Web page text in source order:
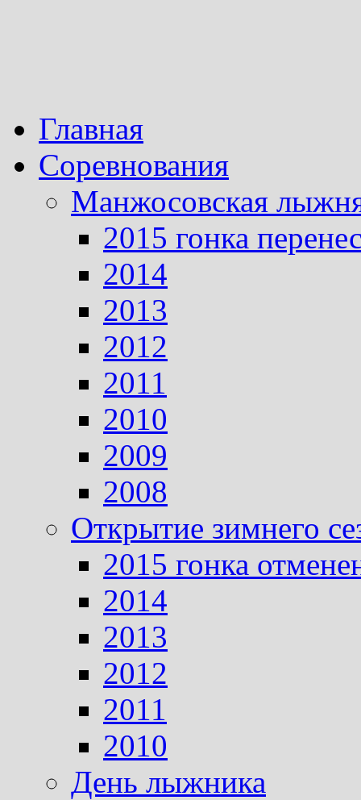
Главная
Соревнования
Манжосовская
2015 гонка
2014
2013
2012
2011
2010
2009
2008
Открытие зимнего
2015 гонка
2014
2013
2012
2011
2010
День лыжника